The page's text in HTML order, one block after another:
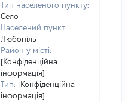
Тип населеного пункту:
Село
Населений пункт:
Любопіль
Район у місті:
[Конфіденційна
інформація]
Тип: [Конфіденційна
інформація]